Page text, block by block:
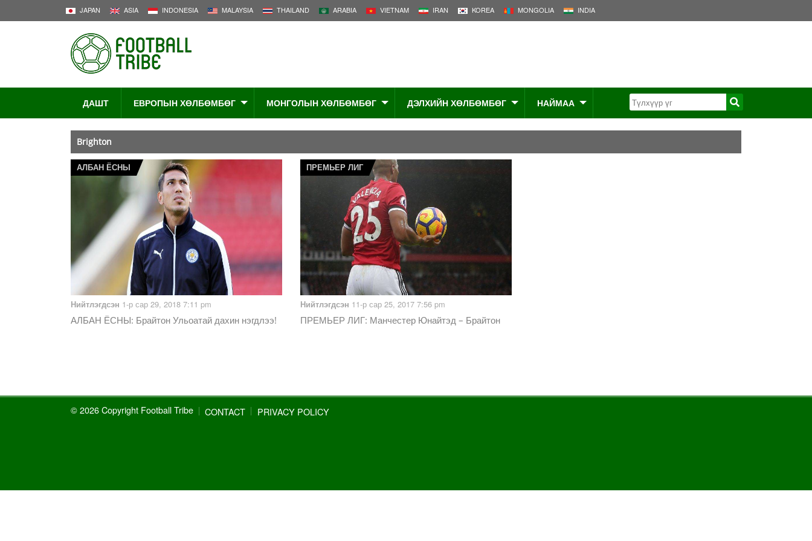
JAPAN ASIA INDONESIA MALAYSIA THAILAND ARABIA VIETNAM IRAN KOREA MONGOLIA INDIA
ДАШТ ЕВРОПЫН ХӨЛБӨМБӨГ МОНГОЛЫН ХӨЛБӨМБӨГ ДЭЛХИЙН ХӨЛБӨМБӨГ НАЙМАА
Brighton
АЛБАН ЁСНЫ
Нийтлэгдсэн 1-р сар 29, 2018 7:11 pm
АЛБАН ЁСНЫ: Брайтон Ульоатай дахин нэгдлээ!
ПРЕМЬЕР ЛИГ
Нийтлэгдсэн 11-р сар 25, 2017 7:56 pm
ПРЕМЬЕР ЛИГ: Манчестер Юнайтэд – Брайтон
© 2026 Copyright Football Tribe CONTACT PRIVACY POLICY